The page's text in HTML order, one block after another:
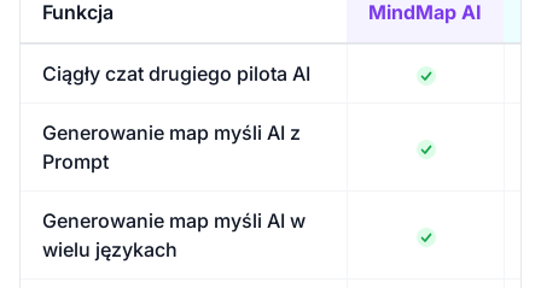
Funkcja MindMap AI
Ciągły czat drugiego pilota AI
Generowanie map myśli AI z
Prompt
Generowanie map myśli AI w
wielu językach